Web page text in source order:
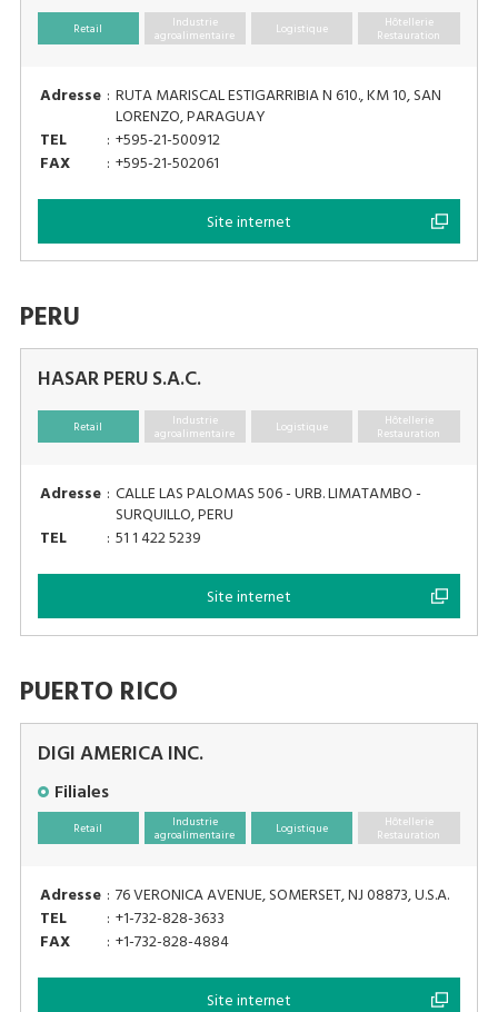
Retail Industrie
agroalimentaire Logistique Hôtellerie
Restauration
Adresse : RUTA MARISCAL ESTIGARRIBIA N 610., KM 10, SAN
LORENZO, PARAGUAY
TEL
: +595-21-500912
FAX
: +595-21-502061
Site internet
PERU
HASAR PERU S.A.C.
Retail Industrie
agroalimentaire Logistique Hôtellerie
Restauration
Adresse : CALLE LAS PALOMAS 506 - URB. LIMATAMBO -
SURQUILLO, PERU
TEL
: 51 1 422 5239
Site internet
PUERTO RICO
DIGI AMERICA INC.
Filiales
Retail Industrie
agroalimentaire Logistique Hôtellerie
Restauration
Adresse : 76 VERONICA AVENUE, SOMERSET, NJ 08873, U.S.A.
TEL
: +1-732-828-3633
FAX
: +1-732-828-4884
Site internet